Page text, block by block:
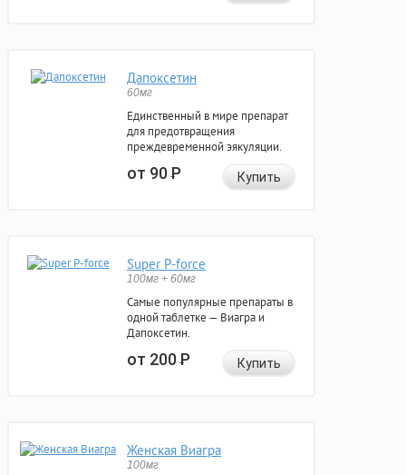
Дапоксетин
60мг
Единственный в мире препарат
для предотвращения
преждевременной эякуляции.
от 90Р Купить
Super P-force
100мг + 60мг
Самые популярные препараты в
одной таблетке — Виагра и
Дапоксетин.
от 200Р Купить
Женская Виагра
100мг